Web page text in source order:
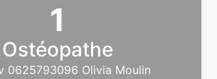
1
Ostéopathe
0625793096 Olivia Moulin